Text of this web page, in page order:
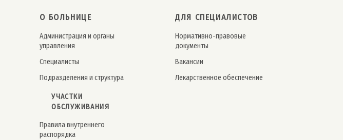
О БОЛЬНИЦЕ
Администрация и органы
управления
Специалисты
Подразделения и структура
УЧАСТКИ
ОБСЛУЖИВАНИЯ
Правила внутреннего
распорядка
ДЛЯ СПЕЦИАЛИСТОВ
Нормативно-правовые
документы
Вакансии
Лекарственное обеспечение